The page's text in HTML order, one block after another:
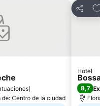
)
de: Centro de la ciudad
Hotel
8,7